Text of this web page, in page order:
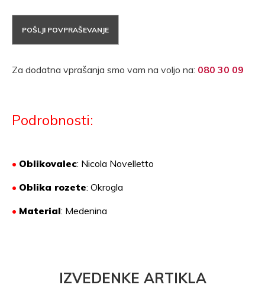
POŠLJI POVPRAŠEVANJE
Za dodatna vprašanja smo vam na voljo na: 080 30 09
Podrobnosti:
• Oblikovalec: Nicola Novelletto
• Oblika rozete: Okrogla
• Material: Medenina
IZVEDENKE ARTIKLA